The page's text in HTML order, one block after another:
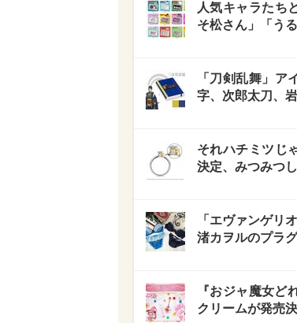
人気キャラたち
そ松さん」「う
「刀剣乱舞」ア
字、次郎太刀、
それハチミツじ
決定、みつみつ
「エヴァンゲリ
渚カヲルのプラ
『おジャ魔女ど
クリームが発売